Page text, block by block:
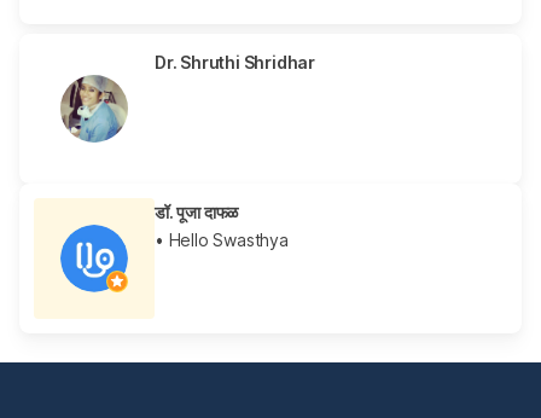
Dr. Shruthi Shridhar
डॉ. पूजा दाफळ
• Hello Swasthya